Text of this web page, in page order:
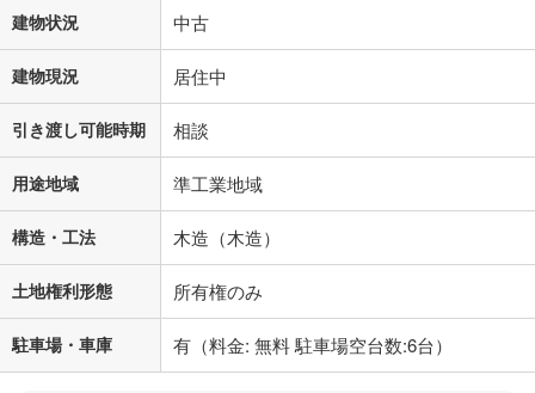
借り入れの際は各金融機関等に、必ずご自身でご確認をお願いいたしま
す。
条件によってお借り入れができないことがあります。
不動産会社に購入相談をする 無料
閉じる
建物状況 中古
建物現況 居住中
引き渡し可能時期 相談
用途地域 準工業地域
構造・工法 木造（木造）
土地権利形態 所有権のみ
駐車場・車庫 有（料金: 無料 駐車場空台数:6台）